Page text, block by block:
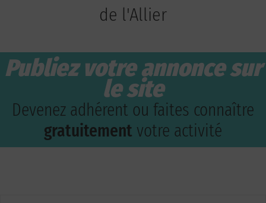
de l'Allier
Publiez votre annonce sur
le site
Devenez adhérent ou faites connaître
gratuitement votre activité